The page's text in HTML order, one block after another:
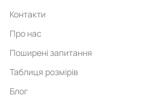
Контакти
Про нас
Поширені запитання
Таблиця розмірів
Блог